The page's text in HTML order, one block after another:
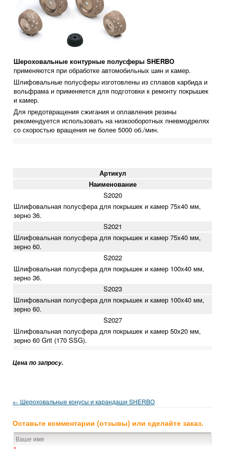
Шероховальные контурные полусферы SHERBO
применяются при обработке автомобильных шин и камер.
Шлифовальные полусферы изготовлены из сплавов карбида и
вольфрама и применяется для подготовки к ремонту покрышек
и камер.
Для предотвращения сжигания и оплавления резины
рекомендуется использовать на низкооборотных пневмодрелях
со скоростью вращения не более 5000 об./мин.
Артикул
Наименование
S2020
Шлифовальная полусфера для покрышек и камер 75х40 мм,
зерно 36.
S2021
Шлифовальная полусфера для покрышек и камер 75х40 мм,
зерно 60.
S2022
Шлифовальная полусфера для покрышек и камер 100х40 мм,
зерно 36.
S2023
Шлифовальная полусфера для покрышек и камер 100х40 мм,
зерно 60.
S2027
Шлифовальная полусфера для покрышек и камер 50х20 мм,
зерно 60 Grit (170 SSG).
Цена по запросу.
← Шероховальные конусы и карандаши SHERBO
Оставьте комментарии (отзывы) или сделайте заказ.